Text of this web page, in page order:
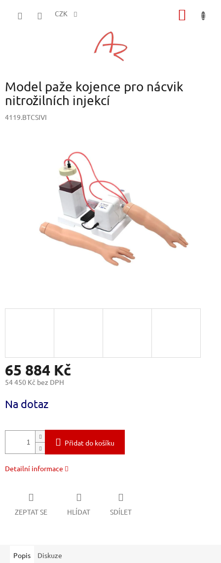
CZK
Model paže kojence pro nácvik
nitrožilních injekcí
4119.BTCSIVI
65 884 Kč
54 450 Kč bez DPH
cena:
Na dotaz
Přidat do košíku
Detailní informace
ZEPTAT SE HLÍDAT SDÍLET
Popis Diskuze